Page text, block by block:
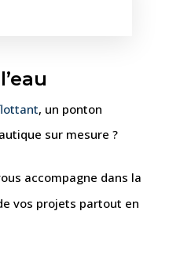
, un ponton
sur mesure ?
accompagne dans la
vos projets partout en